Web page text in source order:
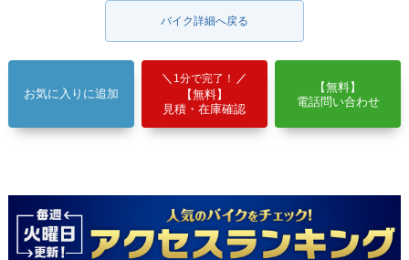
バイク詳細へ戻る
お気に入りに追加
1分で完了！
【無料】
見積・在庫確認
【無料】
電話問い合わせ